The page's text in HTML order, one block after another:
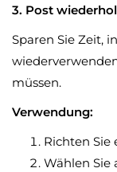
3. Post
Sparen Sie Zeit,
müssen.
Verwendung:
Richten Sie
Wählen Sie